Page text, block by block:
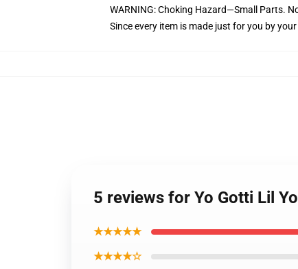
WARNING: Choking Hazard—Small Parts.
Since every item is made just for you by
5 reviews for Yo Gotti Lil
★★★★★
★★★★☆